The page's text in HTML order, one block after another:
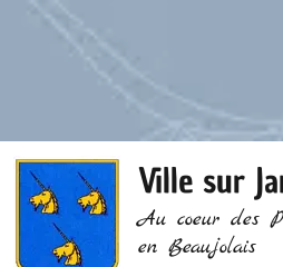
Ville sur
Au coeur des
en Beaujolais